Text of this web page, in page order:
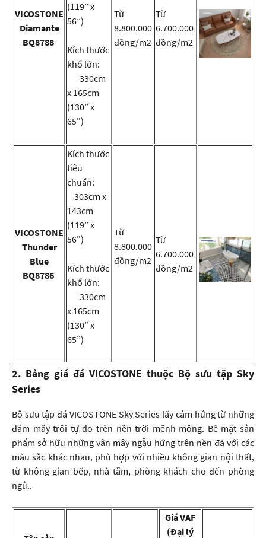
VICOSTONE
Diamante
BQ8788
(119” x
56”)
Kích thước
khổ lớn:
330cm
x 165cm
(130” x
65”)
Từ
8.800.000
đồng/m2
Từ
6.700.000
đồng/m2
VICOSTONE
Thunder
Blue
BQ8786
Kích thước
tiêu
chuẩn:
303cm x
143cm
(119” x
56”)
Kích thước
khổ lớn:
330cm
x 165cm
(130” x
65”)
Từ
8.800.000
đồng/m2
Từ
6.700.000
đồng/m2
2. Bảng giá đá VICOSTONE thuộc Bộ sưu tập Sky
Series
Bộ sưu tập đá VICOSTONE Sky Series lấy cảm hứng từ những
đám mây trôi tự do trên nền trời mênh mông. Bề mặt sản
phẩm sở hữu những vân mây ngẫu hứng trên nền đá với các
màu sắc khác nhau, phù hợp với nhiều không gian nội thất,
từ không gian bếp, nhà tắm, phòng khách cho đến phòng
ngủ..
Giá VAF
(Đại lý